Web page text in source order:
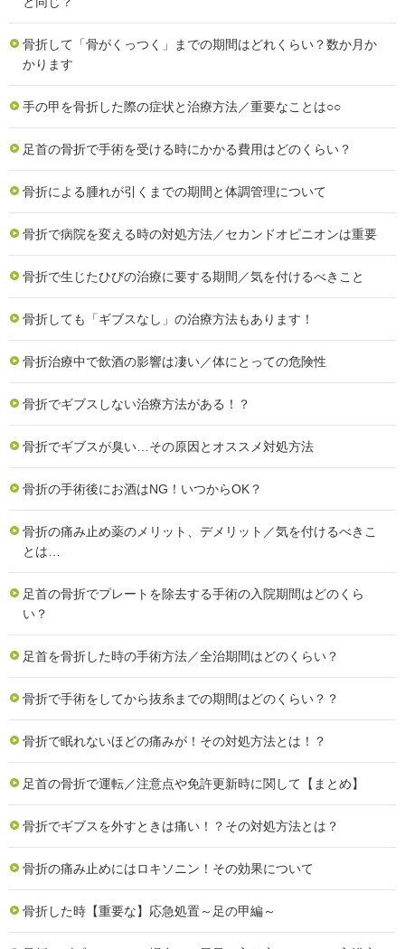
骨折して「骨がくっつく」までの期間はどれくらい？数か月か
かります
手の甲を骨折した際の症状と治療方法／重要なことは○○
足首の骨折で手術を受ける時にかかる費用はどのくらい？
骨折による腫れが引くまでの期間と体調管理について
骨折で病院を変える時の対処方法／セカンドオピニオンは重要
骨折で生じたひびの治療に要する期間／気を付けるべきこと
骨折しても「ギブスなし」の治療方法もあります！
骨折治療中で飲酒の影響は凄い／体にとっての危険性
骨折でギブスしない治療方法がある！？
骨折でギブスが臭い…その原因とオススメ対処方法
骨折の手術後にお酒はNG！いつからOK？
骨折の痛み止め薬のメリット、デメリット／気を付けるべきこ
とは…
足首の骨折でプレートを除去する手術の入院期間はどのくら
い？
足首を骨折した時の手術方法／全治期間はどのくらい？
骨折で手術をしてから抜糸までの期間はどのくらい？？
骨折で眠れないほどの痛みが！その対処方法とは！？
足首の骨折で運転／注意点や免許更新時に関して【まとめ】
骨折でギブスを外すときは痛い！？その対処方法とは？
骨折の痛み止めにはロキソニン！その効果について
骨折した時【重要な】応急処置～足の甲編～